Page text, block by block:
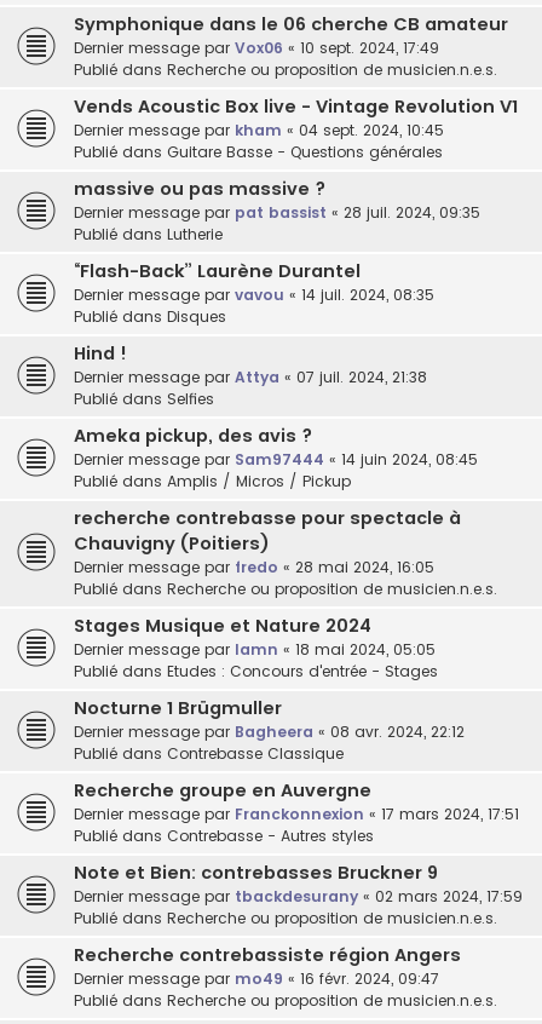
Symphonique dans le 06 cherche CB amateur
Dernier message par Vox06 « 10 sept. 2024, 17:49
Publié dans Recherche ou proposition de musicien.n.e.s.
Vends Acoustic Box live - Vintage Revolution V1
Dernier message par kham « 04 sept. 2024, 10:45
Publié dans Guitare Basse - Questions générales
massive ou pas massive ?
Dernier message par pat bassist « 28 juil. 2024, 09:35
Publié dans Lutherie
“Flash-Back” Laurène Durantel
Dernier message par vavou « 14 juil. 2024, 08:35
Publié dans Disques
Hind !
Dernier message par Attya « 07 juil. 2024, 21:38
Publié dans Selfies
Ameka pickup, des avis ?
Dernier message par Sam97444 « 14 juin 2024, 08:45
Publié dans Amplis / Micros / Pickup
recherche contrebasse pour spectacle à
Chauvigny (Poitiers)
Dernier message par fredo « 28 mai 2024, 16:05
Publié dans Recherche ou proposition de musicien.n.e.s.
Stages Musique et Nature 2024
Dernier message par lamn « 18 mai 2024, 05:05
Publié dans Etudes : Concours d'entrée - Stages
Nocturne 1 Brügmuller
Dernier message par Bagheera « 08 avr. 2024, 22:12
Publié dans Contrebasse Classique
Recherche groupe en Auvergne
Dernier message par Franckonnexion « 17 mars 2024, 17:51
Publié dans Contrebasse - Autres styles
Note et Bien: contrebasses Bruckner 9
Dernier message par tbackdesurany « 02 mars 2024, 17:59
Publié dans Recherche ou proposition de musicien.n.e.s.
Recherche contrebassiste région Angers
Dernier message par mo49 « 16 févr. 2024, 09:47
Publié dans Recherche ou proposition de musicien.n.e.s.